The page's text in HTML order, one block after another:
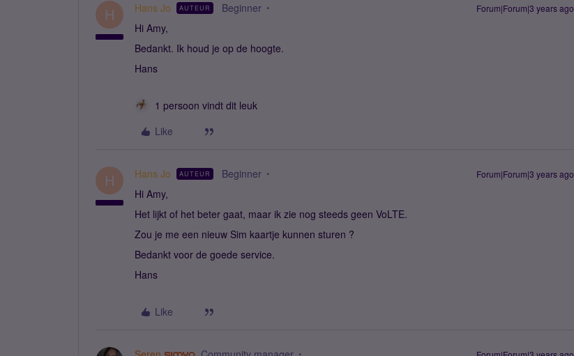
H Hans Jo AUTEUR Beginner Forum|Forum|3 years ago
Hi Amy,
Bedankt. Ik houd je op de hoogte.
Hans
1 persoon vindt dit leuk
Like
H Hans Jo AUTEUR Beginner Forum|Forum|3 years ago
Hi Amy,
Het lijkt of het beter gaat, maar ik zie nog steeds geen VoLTE.
Zou je me een nieuw Sim kaartje kunnen sturen ?
Bedankt voor de goede service.
Hans
Like